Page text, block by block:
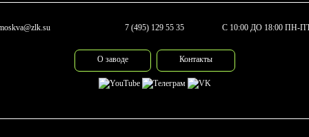
7 (495) 129 55 35 С 10:00 ДО 18:00 ПН-
О заводе Контакты